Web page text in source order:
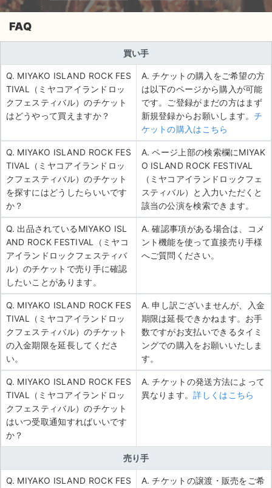
FAQ
買い手
Q. MIYAKO ISLAND ROCK FES
TIVAL（ミヤコアイランドロッ
クフェスティバル）のチケット
はどうやって買えますか？
A. チケットの購入をご希望の方
は以下のページから購入が可能
です。ご登録がまだの方はまず
新規登録からお願いします。チ
ケットの購入はこちら
Q. MIYAKO ISLAND ROCK FES
TIVAL（ミヤコアイランドロッ
クフェスティバル）のチケット
を探すにはどうしたらいいです
か？
A. ページ上部の検索欄にMIYAK
O ISLAND ROCK FESTIVAL
（ミヤコアイランドロックフェ
スティバル）と入力いただくと
該当の公演を検索できます。
Q. 出品されているMIYAKO ISL
AND ROCK FESTIVAL（ミヤコ
アイランドロックフェスティバ
ル）のチケットで売り手に確認
したいことがあります。
A. 確認事項がある場合は、コメ
ント機能を使って直接売り手様
へご質問ください。
Q. MIYAKO ISLAND ROCK FES
TIVAL（ミヤコアイランドロッ
クフェスティバル）のチケット
の入金期限を延長してくださ
い。
A. 申し訳ございませんが、入金
期限は延長できかねます。お手
数ですがお支払いできるタイミ
ングでの購入をお願いいたしま
す。
Q. MIYAKO ISLAND ROCK FES
TIVAL（ミヤコアイランドロッ
クフェスティバル）のチケット
はいつ受取通知すればいいです
か？
A. チケットの発送方法によって
異なります。詳しくはこちら
売り手
Q. MIYAKO ISLAND ROCK FES
A. チケットの譲渡・販売をご希